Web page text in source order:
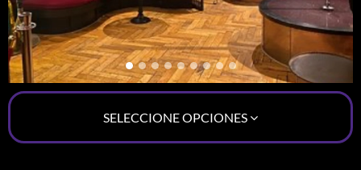
SELECCIONE OPCIONES